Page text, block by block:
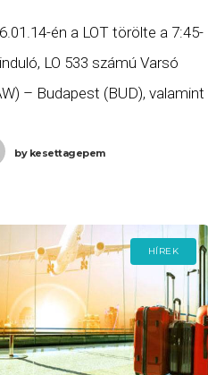
én a LOT törölte a 7:45-
LO 533 számú Varsó
– Budapest (BUD), valamint
(BUD) – Varsó (WAW)
bykesettagepem
HÍREK